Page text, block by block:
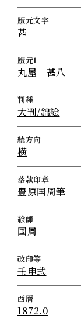
版元文字
甚
版元1
丸屋 甚八
判種
大判/錦絵
続方向
横
落款印章
豊原国周筆
絵師
国周
改印等
壬申弐
西暦
1872.0